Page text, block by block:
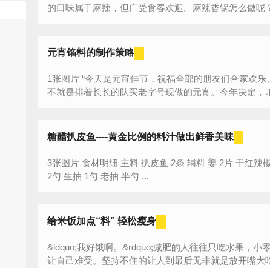
的口味属于麻辣，但广受食客欢迎。麻辣香锅怎么做呢
元宵馅料的制作策略
1张图片 “今天是元宵佳节，祝福全部的朋友们合家欢乐、万事如意！每年元宵都是吃的外面的，要
不就是排着长长的队买老字号现做的元宵。今年决定，
糖醋扒皮鱼----黄金比例的料汁做出鲜香美味
3张图片 食材明细 主料 扒皮鱼 2条 辅料 姜 2片 干红辣椒 2个 白糖 2勺 醋
2勺 生抽 1勺 老抽 半勺 ...
给米饭加点“料” 轻松瘦身
&ldquo;我好饿啊。&rdquo;减肥的人往往只吃水果，小
让自己难受。坚持不住的让人到最后无非就是放开嘴大